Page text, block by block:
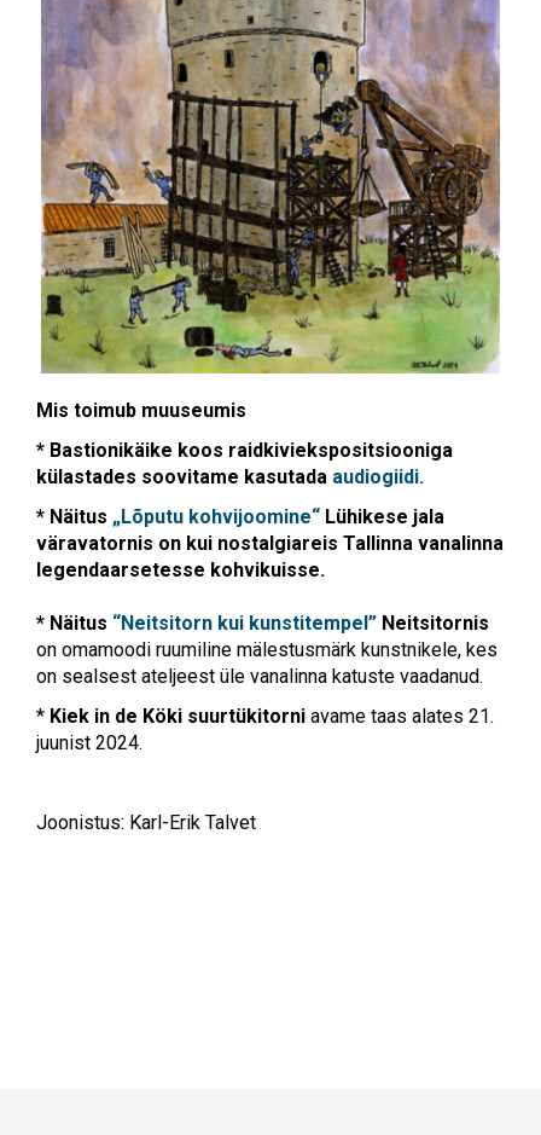
Mis toimub muuseumis
* Bastionikäike koos raidkiviekspositsiooniga
külastades soovitame kasutada audiogiidi.
* Näitus „Lõputu kohvijoomine“ Lühikese jala
väravatornis on kui nostalgiareis Tallinna vanalinna
legendaarsetesse kohvikuisse.
* Näitus “Neitsitorn kui kunstitempel” Neitsitornis
on omamoodi ruumiline mälestusmärk kunstnikele, kes
on sealsest ateljeest üle vanalinna katuste vaadanud.
* Kiek in de Köki suurtükitorni avame taas alates 21.
juunist 2024.
Joonistus: Karl-Erik Talvet